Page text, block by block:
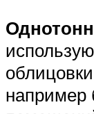
например